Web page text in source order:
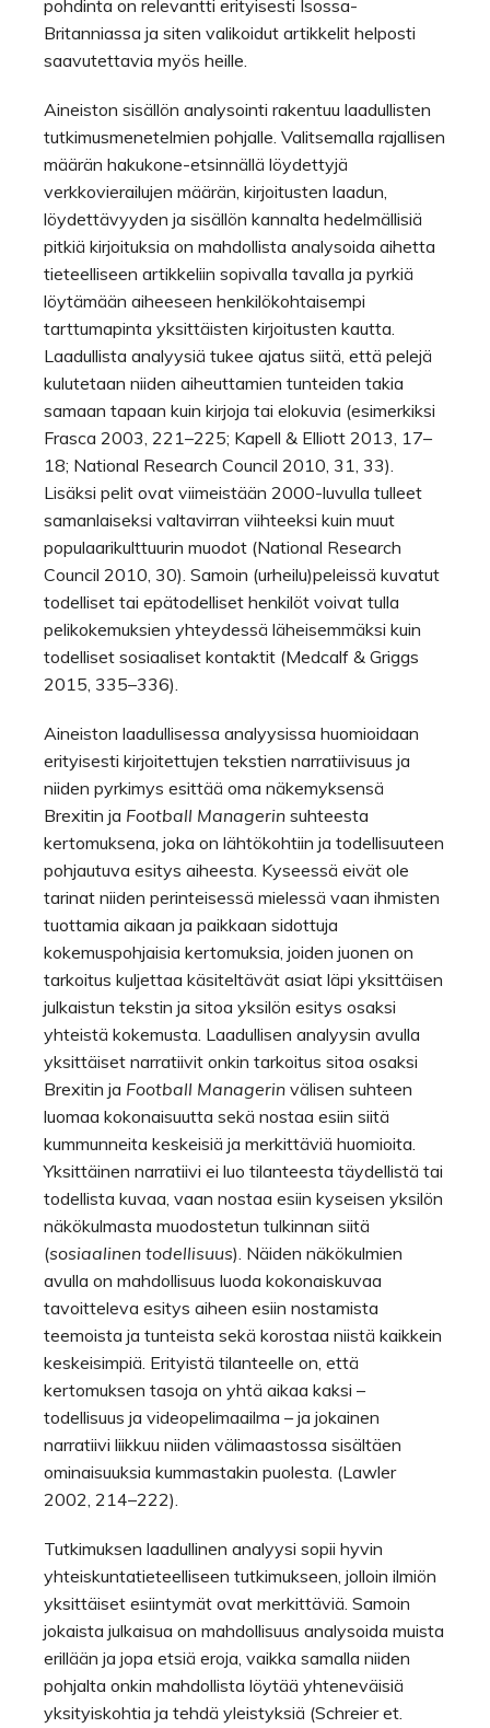
pohdinta on relevantti erityisesti Isossa-
Britanniassa ja siten valikoidut artikkelit helposti
saavutettavia myös heille.
Aineiston sisällön analysointi rakentuu laadullisten
tutkimusmenetelmien pohjalle. Valitsemalla rajallisen
määrän hakukone-etsinnällä löydettyjä
verkkovierailujen määrän, kirjoitusten laadun,
löydettävyyden ja sisällön kannalta hedelmällisiä
pitkiä kirjoituksia on mahdollista analysoida aihetta
tieteelliseen artikkeliin sopivalla tavalla ja pyrkiä
löytämään aiheeseen henkilökohtaisempi
tarttumapinta yksittäisten kirjoitusten kautta.
Laadullista analyysiä tukee ajatus siitä, että pelejä
kulutetaan niiden aiheuttamien tunteiden takia
samaan tapaan kuin kirjoja tai elokuvia (esimerkiksi
Frasca 2003, 221–225; Kapell & Elliott 2013, 17–
18; National Research Council 2010, 31, 33).
Lisäksi pelit ovat viimeistään 2000-luvulla tulleet
samanlaiseksi valtavirran viihteeksi kuin muut
populaarikulttuurin muodot (National Research
Council 2010, 30). Samoin (urheilu)peleissä kuvatut
todelliset tai epätodelliset henkilöt voivat tulla
pelikokemuksien yhteydessä läheisemmäksi kuin
todelliset sosiaaliset kontaktit (Medcalf & Griggs
2015, 335–336).
Aineiston laadullisessa analyysissa huomioidaan
erityisesti kirjoitettujen tekstien narratiivisuus ja
niiden pyrkimys esittää oma näkemyksensä
Brexitin ja Football Managerin suhteesta
kertomuksena, joka on lähtökohtiin ja todellisuuteen
pohjautuva esitys aiheesta. Kyseessä eivät ole
tarinat niiden perinteisessä mielessä vaan ihmisten
tuottamia aikaan ja paikkaan sidottuja
kokemuspohjaisia kertomuksia, joiden juonen on
tarkoitus kuljettaa käsiteltävät asiat läpi yksittäisen
julkaistun tekstin ja sitoa yksilön esitys osaksi
yhteistä kokemusta. Laadullisen analyysin avulla
yksittäiset narratiivit onkin tarkoitus sitoa osaksi
Brexitin ja Football Managerin välisen suhteen
luomaa kokonaisuutta sekä nostaa esiin siitä
kummunneita keskeisiä ja merkittäviä huomioita.
Yksittäinen narratiivi ei luo tilanteesta täydellistä tai
todellista kuvaa, vaan nostaa esiin kyseisen yksilön
näkökulmasta muodostetun tulkinnan siitä
(sosiaalinen todellisuus). Näiden näkökulmien
avulla on mahdollisuus luoda kokonaiskuvaa
tavoitteleva esitys aiheen esiin nostamista
teemoista ja tunteista sekä korostaa niistä kaikkein
keskeisimpiä. Erityistä tilanteelle on, että
kertomuksen tasoja on yhtä aikaa kaksi –
todellisuus ja videopelimaailma – ja jokainen
narratiivi liikkuu niiden välimaastossa sisältäen
ominaisuuksia kummastakin puolesta. (Lawler
2002, 214–222).
Tutkimuksen laadullinen analyysi sopii hyvin
yhteiskuntatieteelliseen tutkimukseen, jolloin ilmiön
yksittäiset esiintymät ovat merkittäviä. Samoin
jokaista julkaisua on mahdollisuus analysoida muista
erillään ja jopa etsiä eroja, vaikka samalla niiden
pohjalta onkin mahdollista löytää yhteneväisiä
yksityiskohtia ja tehdä yleistyksiä (Schreier et.